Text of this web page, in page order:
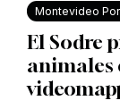
Montevideo
El Sodre
animales